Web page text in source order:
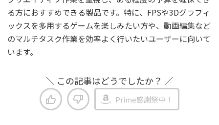
る方におすすめできる製品です。特に、FPSや3Dグラフィ
ックスを多用するゲームを楽しみたい方や、動画編集など
のマルチタスク作業を効率よく行いたいユーザーに向いて
います。
＼ この記事はどうでしたか？ ／
Prime感謝祭中！